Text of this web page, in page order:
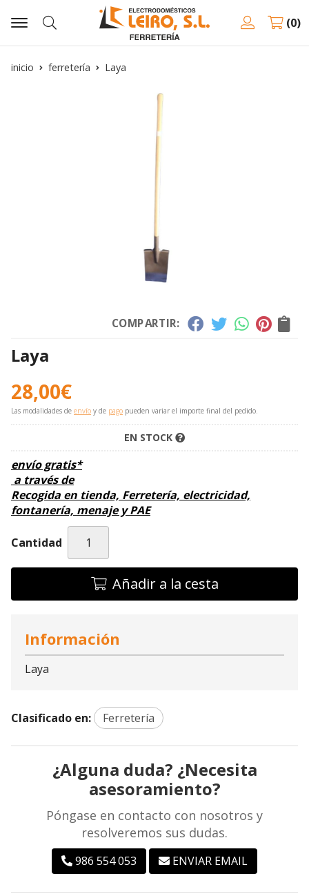
Buscar
0
inicio ferretería Laya
COMPARTIR:
Laya
28,00€
Las modalidades de envío y de pago pueden variar el importe final del pedido.
EN STOCK
envío gratis*
a través de
Recogida en tienda, Ferretería, electricidad,
fontanería, menaje y PAE
Cantidad
Añadir a la cesta
Información
Laya
Clasificado en: Ferretería
¿Alguna duda? ¿Necesita
asesoramiento?
Póngase en contacto con nosotros y
resolveremos sus dudas.
986 554 053 ENVIAR EMAIL